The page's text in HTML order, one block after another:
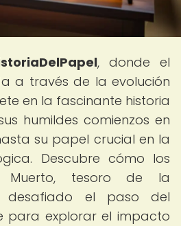
, donde el
a través de la evolución
en la fascinante historia
humildes comienzos en
su papel crucial en la
Descubre cómo los
Muerto, tesoro de la
desafiado el paso del
para explorar el impacto